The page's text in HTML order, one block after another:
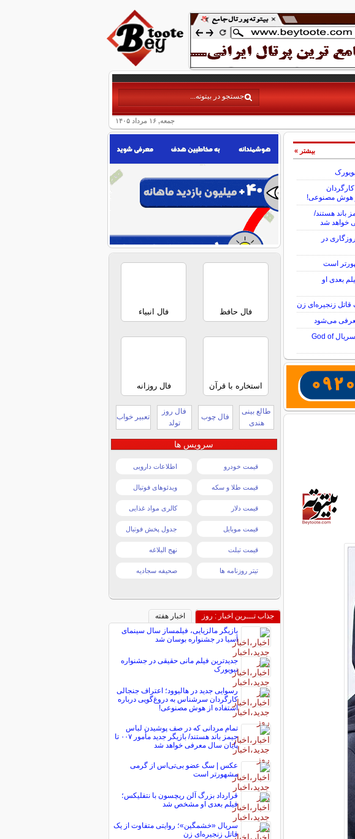
جمعه, ۱۶ مرداد ۱۴۰۵
هوش مصنوعی!
باند هستند/
در
است
بعدی او
زنجیره‌ای زن
آمازون انتخاب بازیگران کلیدی فصل دوم سریال God of
بیشتر »
فال حافظ فال انبیاء
استخاره با قرآن فال روزانه
طالع بینی
هندی
فال چوب
فال روز
تولد
تعبیر خواب
سرویس ها
قیمت خودرو اطلاعات دارویی
قیمت طلا و سکه ویدئوهای فوتبال
قیمت دلار کالری مواد غذایی
قیمت موبایل جدول پخش فوتبال
قیمت تبلت نهج البلاغه
تیتر روزنامه ها صحیفه سجادیه
جذاب تـــرین اخبار : روز
اخبار هفته
بازیگر مالزیایی، فیلمساز سال سینمای
آسیا در جشنواره بوسان شد
جدیدترین فیلم مانی حقیقی در جشنواره
نیویورک
رسوایی جدید در هالیوود؛ اعتراف جنجالی
کارگردان سرشناس به دروغ‌گویی درباره
استفاده از هوش مصنوعی!
تمام مردانی که در صف پوشیدن لباس
جیمز باند هستند/ بازیگر جدید مأمور ۰۰۷ تا
پایان سال معرفی خواهد شد
عکس | سگ عضو بی‌تی‌اس از گرمی
مشهورتر است
قرارداد بزرگ آلن ریچسون با نتفلیکس؛
فیلم بعدی او مشخص شد
سریال «خشمگین»؛ روایتی متفاوت از یک
قاتل زنجیره‌ای زن